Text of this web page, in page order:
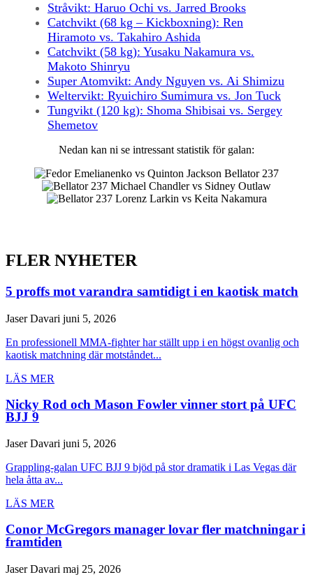
Stråvikt: Haruo Ochi vs. Jarred Brooks
Catchvikt (68 kg – Kickboxning): Ren
Hiramoto vs. Takahiro Ashida
Catchvikt (58 kg): Yusaku Nakamura vs.
Makoto Shinryu
Super Atomvikt: Andy Nguyen vs. Ai Shimizu
Weltervikt: Ryuichiro Sumimura vs. Jon Tuck
Tungvikt (120 kg): Shoma Shibisai vs. Sergey
Shemetov
Nedan kan ni se intressant statistik för galan:
FLER NYHETER
5 proffs mot varandra samtidigt i en kaotisk match
Jaser Davari juni 5, 2026
En professionell MMA-fighter har ställt upp i en högst ovanlig och
kaotisk matchning där motståndet...
LÄS MER
Nicky Rod och Mason Fowler vinner stort på UFC
BJJ 9
Jaser Davari juni 5, 2026
Grappling-galan UFC BJJ 9 bjöd på stor dramatik i Las Vegas där
hela åtta av...
LÄS MER
Conor McGregors manager lovar fler matchningar i
framtiden
Jaser Davari maj 25, 2026